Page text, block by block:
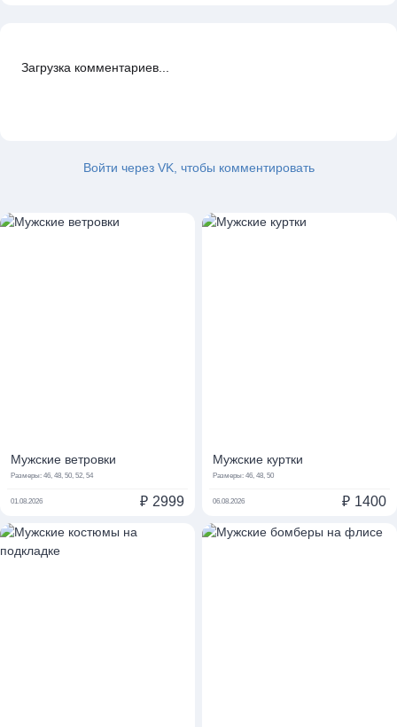
Загрузка комментариев...
Войти через VK, чтобы комментировать
Мужские ветровки
Размеры: 46, 48, 50, 52, 54
01.08.2026 ₽ 2999
Мужские куртки
Размеры: 46, 48, 50
06.08.2026 ₽ 1400